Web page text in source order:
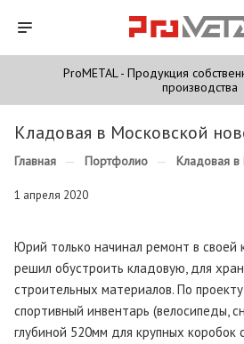
ProMETAL - Продукция
производства
Кладовая в Московской
Главная — Портфолио — Кладовая в
1 апреля 2020
Юрий только начинал ремонт в своей
решил обустроить кладовую, для
строительных материалов. По
спортивный инвентарь (велосипеды,
глубиной 520мм для крупных